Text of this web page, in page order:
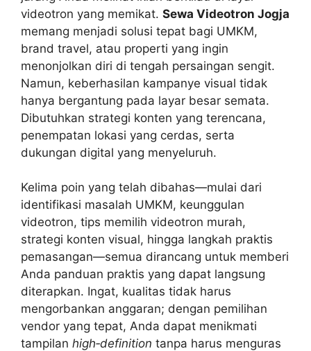
videotron yang memikat. Sewa Videotron Jogja
memang menjadi solusi tepat bagi UMKM,
brand travel, atau properti yang ingin
menonjolkan diri di tengah persaingan sengit.
Namun, keberhasilan kampanye visual tidak
hanya bergantung pada layar besar semata.
Dibutuhkan strategi konten yang terencana,
penempatan lokasi yang cerdas, serta
dukungan digital yang menyeluruh.
Kelima poin yang telah dibahas—mulai dari
identifikasi masalah UMKM, keunggulan
videotron, tips memilih videotron murah,
strategi konten visual, hingga langkah praktis
pemasangan—semua dirancang untuk memberi
Anda panduan praktis yang dapat langsung
diterapkan. Ingat, kualitas tidak harus
mengorbankan anggaran; dengan pemilihan
vendor yang tepat, Anda dapat menikmati
tampilan high‑definition tanpa harus menguras